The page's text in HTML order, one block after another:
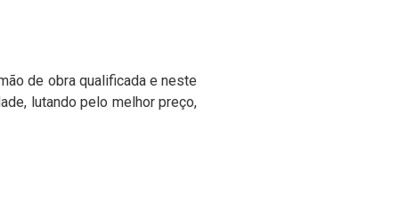
de obra qualificada e neste
lutando pelo melhor preço,